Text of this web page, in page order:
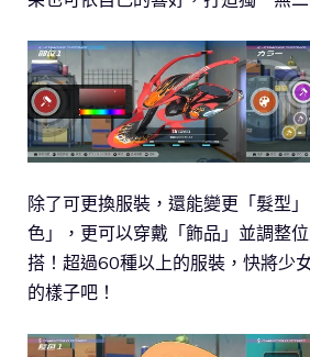
除了可更換服裝，還能變更「髮型
色」，更可以穿戴「飾品」並調整
搭！超過60種以上的服裝，快將少
的樣子吧！